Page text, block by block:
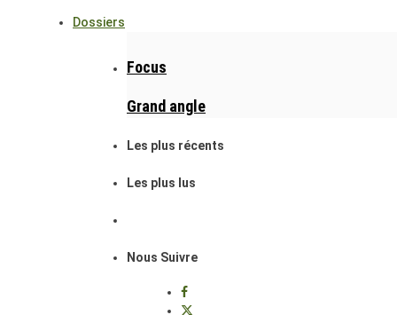
Dossiers
Focus
Grand angle
Les plus récents
Les plus lus
Nous Suivre